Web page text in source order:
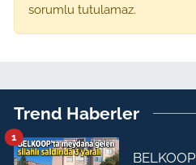
sorumlu tutulamaz.
Trend Haberler
1